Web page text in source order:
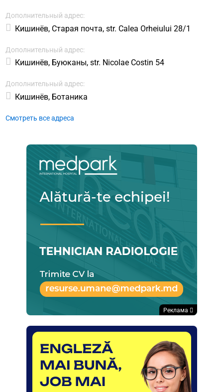
Дополнительный адрес:
Кишинёв, Старая почта, str. Calea Orheiului 28/1
Дополнительный адрес:
Кишинёв, Буюканы, str. Nicolae Costin 54
Дополнительный адрес:
Кишинёв, Ботаника
Смотреть все адреса
Реклама